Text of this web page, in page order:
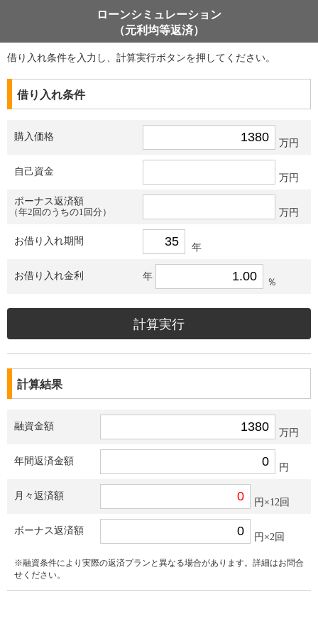
ローンシミュレーション
（元利均等返済）
借り入れ条件を入力し、計算実行ボタンを押してください。
借り入れ条件
購入価格
万円
自己資金
万円
ボーナス返済額
（年2回のうちの1回分）
万円
お借り入れ期間
年
お借り入れ金利 年
％
計算結果
融資金額
万円
年間返済金額
円
月々返済額
円×12回
ボーナス返済額
円×2回
※融資条件により実際の返済プランと異なる場合があります。詳細はお問合
せください。